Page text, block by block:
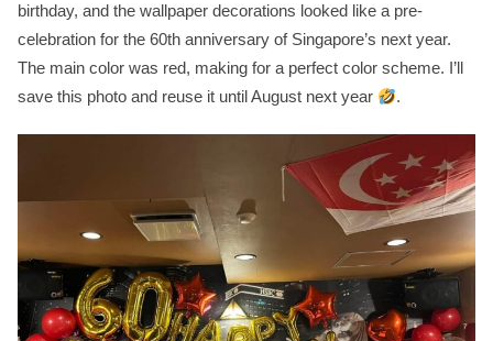
birthday, and the wallpaper decorations looked like a pre-
celebration for the 60th anniversary of Singapore’s next year.
The main color was red, making for a perfect color scheme. I’ll
save this photo and reuse it until August next year
.